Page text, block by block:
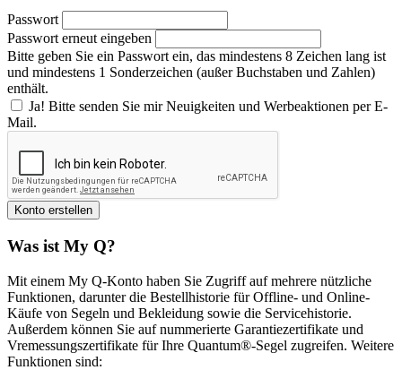
Passwort
Passwort erneut eingeben
Bitte geben Sie ein Passwort ein, das mindestens 8 Zeichen lang ist
und mindestens 1 Sonderzeichen (außer Buchstaben und Zahlen)
enthält.
Ja! Bitte senden Sie mir Neuigkeiten und Werbeaktionen per E-
Mail.
Was ist My Q?
Mit einem My Q-Konto haben Sie Zugriff auf mehrere nützliche
Funktionen, darunter die Bestellhistorie für Offline- und Online-
Käufe von Segeln und Bekleidung sowie die Servicehistorie.
Außerdem können Sie auf nummerierte Garantiezertifikate und
Vremessungszertifikate für Ihre Quantum®-Segel zugreifen. Weitere
Funktionen sind: